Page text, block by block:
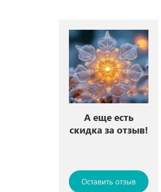
А еще есть
скидка за отзыв!
Оставить отзыв